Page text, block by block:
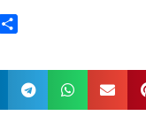
Pinterest